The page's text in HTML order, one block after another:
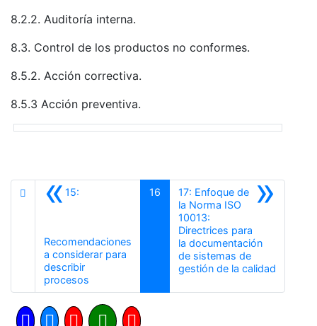
8.2.2. Auditoría interna.
8.3. Control de los productos no conformes.
8.5.2. Acción correctiva.
8.5.3 Acción preventiva.
«15:
Recomendaciones
a considerar para
describir
procesos
16 »
17: Enfoque de
la Norma ISO
10013:
Directrices para
la documentación
de sistemas de
gestión de la calidad